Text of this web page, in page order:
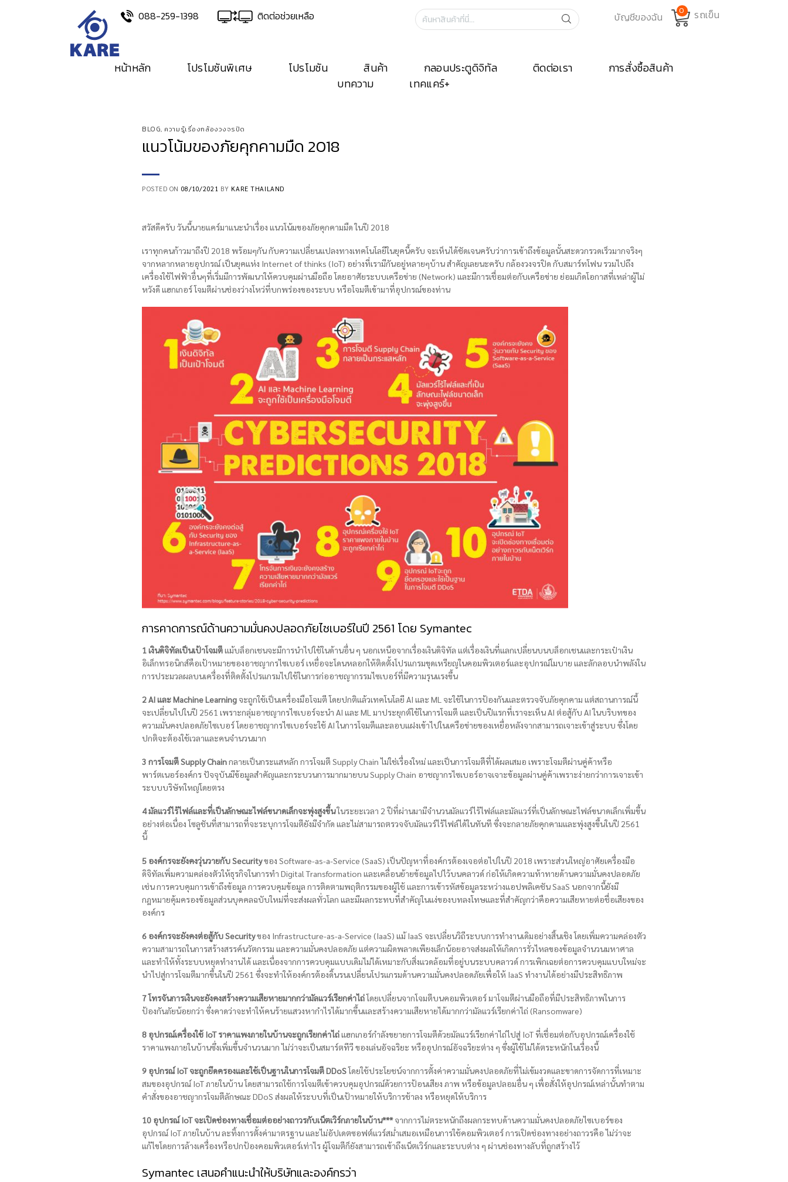
088-259-1398 ติดต่อช่วยเหลือ ค้นหา:
0
หน้าหลัก โปรโมชันพิเศษ โปรโมชัน สินค้า กลอนประตูดิจิทัล ติดต่อเรา
การสั่งซื้อสินค้า
บทความ
เทคแคร์+
BLOG, ความรู้เรื่องกล้องวงจรปิด
แนวโน้มของภัยคุกคามมืด 2018
POSTED ON 08/10/2021 BY KARE THAILAND
สวัสดีครับ วันนี้นายแคร์มาแนะนำเรื่อง แนวโน้มของภัยคุกคามมืด ในปี 2018
เราทุกคนก้าวมาถึงปี 2018 พร้อมๆกัน กับความเปลี่ยนแปลงทางเทคโนโลยีในยุคนี้ครับ จะเห็นได้ชัดเจนครับว่าการเข้าถึงข้อมูลนั้นสะดวกรวดเร็วมากจริงๆ
จากหลากหลายอุปกรณ์ เป็นยุคแห่ง Internet of thinks (IoT) อย่างที่เรามีกันอยู่หลายๆบ้าน สำคัญเลยนะครับ กล้องวงจรปิด กับสมาร์ทโฟน รวมไปถึง
เครื่องใช้ไฟฟ้าอื่นๆที่เริ่มมีการพัฒนาให้ควบคุมผ่านมือถือ โดยอาศัยระบบเครือข่าย (Network) และมีการเชื่อมต่อกับเครือข่าย ย่อมเกิดโอกาสที่เหล่าผู้ไม่
หวังดี แฮกเกอร์ โจมตีผ่านช่องว่างโหว่ที่บกพร่องของระบบ หรือโจมตีเข้ามาที่อุปกรณ์ของท่าน
การคาดการณ์ด้านความมั่นคงปลอดภัยไซเบอร์ในปี 2561 โดย Symantec
1 เงินดิจิทัลเป็นเป้าโจมตีแม้บล็อกเชนจะมีการนำไปใช้ในด้านอื่น ๆ นอกเหนือจากเรื่องเงินดิจิทัล แต่เรื่องเงินที่แลกเปลี่ยนบนบล็อกเชนและกระเป๋าเงิน
อิเล็กทรอนิกส์คือเป้าหมายของอาชญากรไซเบอร์ เหยื่อจะโดนหลอกให้ติดตั้งโปรแกรมขุดเหรียญในคอมพิวเตอร์และอุปกรณ์โมบาย และลักลอบนำพลังใน
การประมวลผลบนเครื่องที่ติดตั้งโปรแกรมไปใช้ในการก่ออาชญากรรมไซเบอร์ที่มีความรุนแรงขึ้น
2 AI และ Machine Learning จะถูกใช้เป็นเครื่องมือโจมตี โดยปกติแล้วเทคโนโลยี AI และ ML จะใช้ในการป้องกันและตรวจจับภัยคุกคาม แต่สถานการณ์นี้
จะเปลี่ยนไปในปี 2561 เพราะกลุ่มอาชญากรไซเบอร์จะนำ AI และ ML มาประยุกต์ใช้ในการโจมตี และเป็นปีแรกที่เราจะเห็น AI ต่อสู้กับ AI ในบริบทของ
ความมั่นคงปลอดภัยไซเบอร์ โดยอาชญากรไซเบอร์จะใช้ AI ในการโจมตีและลอบแฝงเข้าไปในเครือข่ายของเหยื่อหลังจากสามารถเจาะเข้าสู่ระบบ ซึ่งโดย
ปกติจะต้องใช้เวลาและคนจำนวนมาก
3 การโจมตี Supply Chainกลายเป็นกระแสหลัก การโจมตี Supply Chain ไม่ใช่เรื่องใหม่ และเป็นการโจมตีที่ได้ผลเสมอ เพราะโจมตีผ่านคู่ค้าหรือ
พาร์ตเนอร์องค์กร ปัจจุบันมีข้อมูลสำคัญและกระบวนการมากมายบน Supply Chain อาชญากรไซเบอร์อาจเจาะข้อมูลผ่านคู่ค้าเพราะง่ายกว่าการเจาะเข้า
ระบบบริษัทใหญ่โดยตรง
4 มัลแวร์ไร้ไฟล์และที่เป็นลักษณะไฟล์ขนาดเล็กจะพุ่งสูงขึ้นในระยะเวลา 2 ปีที่ผ่านมามีจำนวนมัลแวร์ไร้ไฟล์และมัลแวร์ที่เป็นลักษณะไฟล์ขนาดเล็กเพิ่มขึ้น
อย่างต่อเนื่อง โซลูชันที่สามารถที่จะระบุการโจมตียังมีจำกัด และไม่สามารถตรวจจับมัลแวร์ไร้ไฟล์ได้ในทันที ซึ่งจะกลายภัยคุกคามและพุ่งสูงขึ้นในปี 2561
นี้
5 องค์กรจะยังคงวุ่นวายกับ Securityของ Software-as-a-Service (SaaS) เป็นปัญหาที่องค์กรต้องเจอต่อไปในปี 2018 เพราะส่วนใหญ่อาศัยเครื่องมือ
ดิจิทัลเพิ่มความคล่องตัวให้ธุรกิจในการทำ Digital Transformation และเคลื่อนย้ายข้อมูลไปไว้บนคลาวด์ ก่อให้เกิดความท้าทายด้านความมั่นคงปลอดภัย
เช่น การควบคุมการเข้าถึงข้อมูล การควบคุมข้อมูล การติดตามพฤติกรรมของผู้ใช้ และการเข้ารหัสข้อมูลระหว่างแอปพลิเคชัน SaaS นอกจากนี้ยังมี
กฎหมายคุ้มครองข้อมูลส่วนบุคคลฉบับใหม่ที่จะส่งผลทั่วโลก และมีผลกระทบที่สำคัญในแง่ของบทลงโทษและที่สำคัญกว่าคือความเสียหายต่อชื่อเสียงของ
องค์กร
6 องค์กรจะยังคงต่อสู้กับ Securityของ Infrastructure-as-a-Service (IaaS) แม้ IaaS จะเปลี่ยนวิถีระบบการทำงานเดิมอย่างสิ้นเชิง โดยเพิ่มความคล่องตัว
ความสามารถในการสร้างสรรค์นวัตกรรม และความมั่นคงปลอดภัย แต่ความผิดพลาดเพียงเล็กน้อยอาจส่งผลให้เกิดการรั่วไหลของข้อมูลจำนวนมหาศาล
และทำให้ทั้งระบบหยุดทำงานได้ และเนื่องจากการควบคุมแบบเดิมไม่ได้เหมาะกับสิ่งแวดล้อมที่อยู่บนระบบคลาวด์ การเพิกเฉยต่อการควบคุมแบบใหม่จะ
นำไปสู่การโจมตีมากขึ้นในปี 2561 ซึ่งจะทำให้องค์กรต้องดิ้นรนเปลี่ยนโปรแกรมด้านความมั่นคงปลอดภัยเพื่อให้ IaaS ทำงานได้อย่างมีประสิทธิภาพ
7 โทรจันการเงินจะยังคงสร้างความเสียหายมากกว่ามัลแวร์เรียกค่าไถ่โดยเปลี่ยนจากโจมตีบนคอมพิวเตอร์ มาโจมตีผ่านมือถือที่มีประสิทธิภาพในการ
ป้องกันภัยน้อยกว่า ซึ่งคาดว่าจะทำให้คนร้ายแสวงหากำไรได้มากขึ้นและสร้างความเสียหายได้มากกว่ามัลแวร์เรียกค่าไถ่ (Ransomware)
8 อุปกรณ์เครื่องใช้ IoT ราคาแพงภายในบ้านจะถูกเรียกค่าไถ่แฮกเกอร์กำลังขยายการโจมตีด้วยมัลแวร์เรียกค่าไถ่ไปสู่ IoT ที่เชื่อมต่อกับอุปกรณ์เครื่องใช้
ราคาแพงภายในบ้านซึ่งเพิ่มขึ้นจำนวนมาก ไม่ว่าจะเป็นสมาร์ตทีวี ของเล่นอัจฉริยะ หรืออุปกรณ์อัจฉริยะต่าง ๆ ซึ่งผู้ใช้ไม่ได้ตระหนักในเรื่องนี้
9 อุปกรณ์ IoT จะถูกยึดครองและใช้เป็นฐานในการโจมตี DDoSโดยใช้ประโยชน์จากการตั้งค่าความมั่นคงปลอดภัยที่ไม่เข้มงวดและขาดการจัดการที่เหมาะ
สมของอุปกรณ์ IoT ภายในบ้าน โดยสามารถใช้การโจมตีเข้าควบคุมอุปกรณ์ด้วยการป้อนเสียง ภาพ หรือข้อมูลปลอมอื่น ๆ เพื่อสั่งให้อุปกรณ์เหล่านั้นทำตาม
คำสั่งของอาชญากรโจมตีลักษณะ DDoS ส่งผลให้ระบบที่เป็นเป้าหมายให้บริการช้าลง หรือหยุดให้บริการ
10 อุปกรณ์ IoT จะเปิดช่องทางเชื่อมต่ออย่างถาวรกับเน็ตเวิร์กภายในบ้าน***จากการไม่ตระหนักถึงผลกระทบด้านความมั่นคงปลอดภัยไซเบอร์ของ
อุปกรณ์ IoT ภายในบ้าน ละทิ้งการตั้งค่ามาตรฐาน และไม่อัปเดตซอฟต์แวร์สม่ำเสมอเหมือนการใช้คอมพิวเตอร์ การเปิดช่องทางอย่างถาวรคือ ไม่ว่าจะ
แก้ไขโดยการล้างเครื่องหรือปกป้องคอมพิวเตอร์เท่าไร ผู้โจมตีก็ยังสามารถเข้าถึงเน็ตเวิร์กและระบบต่าง ๆ ผ่านช่องทางลับที่ถูกสร้างไว้
Symantec เสนอคำแนะนำให้บริษัทและองค์กรว่า